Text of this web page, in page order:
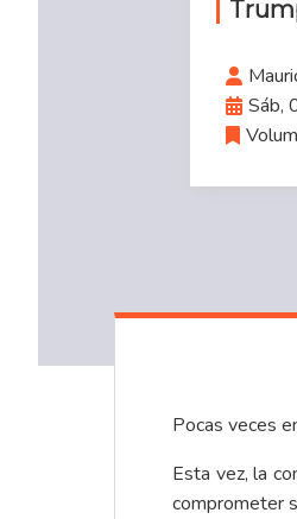
Sáb,
Pocas veces
Esta vez, la
comprometer